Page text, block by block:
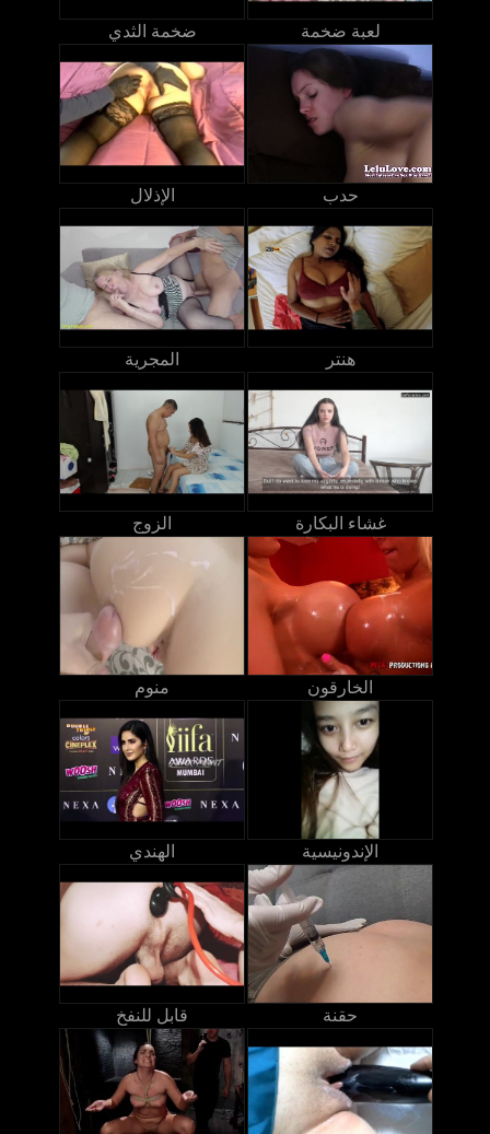
ضخمة الثدي لعبة ضخمة
الإذلال حدب
المجرية هنتر
الزوج غشاء البكارة
منوم الخارقون
الهندي الإندونيسية
قابل للنفخ حقنة